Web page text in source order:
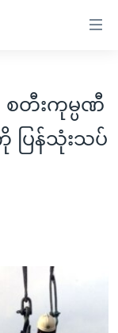
စတီးကုမ္ပဏီ
ပြန်သုံးသပ်